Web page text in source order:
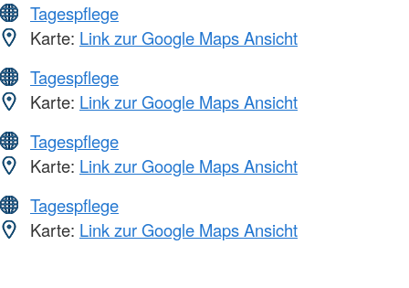
Tagespflege
Karte: Link zur Google Maps Ansicht
Tagespflege
Karte: Link zur Google Maps Ansicht
Tagespflege
Karte: Link zur Google Maps Ansicht
Tagespflege
Karte: Link zur Google Maps Ansicht